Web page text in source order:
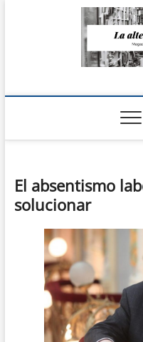
El absentismo
solucionar